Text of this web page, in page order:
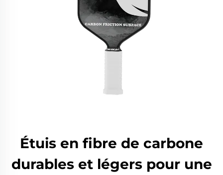
Étuis en fibre de carbone
durables et légers pour une